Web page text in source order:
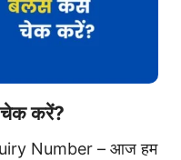
करें?
Number – आज हम